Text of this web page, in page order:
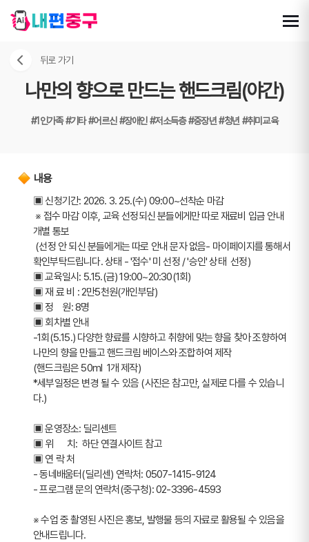
뒤로 가기
나만의 향으로 만드는 핸드크림(야간)
#1인가족#기타#어르신#장애인#저소득층#중장년#청년#취미교육
내용
▣ 신청기간: 2026. 3. 25.(수) 09:00~선착순 마감
개별 통보
확인부탁드립니다. 상태 - '접수' 미 선정 / '승인' 상태  선정)
▣ 교육일시: 5.15.(금) 19:00~20:30(1회)
▣ 재 료 비 : 2만5천원(개인부담)
▣ 정    원: 8명
▣ 회차별 안내
-1회(5.15.) 다양한 향료를 시향하고 취향에 맞는 향을 찾아 조향하여
나만의 향을 만들고 핸드크림 베이스와 조합하여 제작
(핸드크림은 50ml  1개 제작)
*세부일정은 변경 될 수 있음 (사진은 참고만, 실제로 다를 수 있습니
다.)
▣ 운영장소: 딜리센트
▣ 위      치:  하단 연결사이트 참고
▣ 연 락 처
- 동네배움터(딜리센) 연락처: 0507-1415-9124
- 프로그램 문의 연락처(중구청): 02-3396-4593
※ 수업 중 촬영된 사진은 홍보, 발행물 등의 자료로 활용될 수 있음을
안내드립니다.